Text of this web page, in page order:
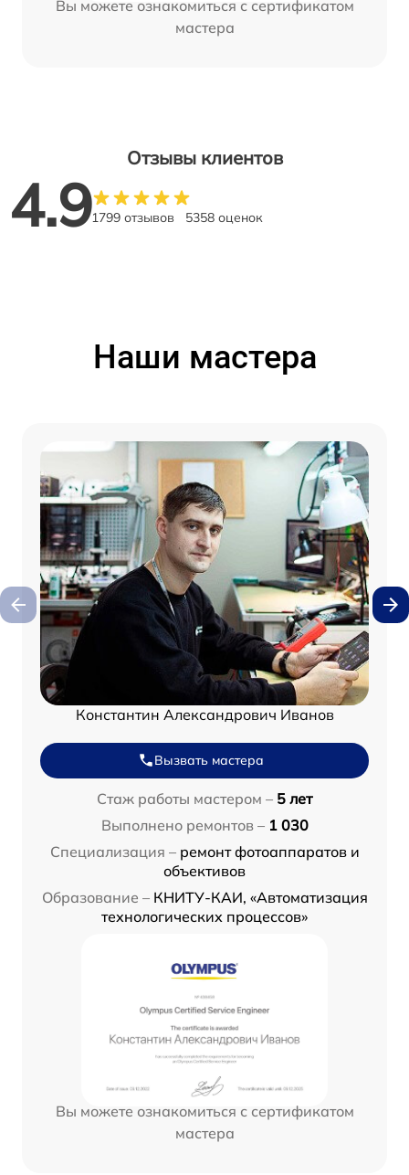
Вы можете ознакомиться с сертификатом
мастера
Отзывы клиентов
4.91799 отзывов 5358 оценок
Наши мастера
Константин Александрович Иванов
Вызвать мастера
Стаж работы мастером – 5 лет
Выполнено ремонтов – 1 030
Специализация – ремонт фотоаппаратов и
объективов
Образование – КНИТУ-КАИ, «Автоматизация
технологических процессов»
Вы можете ознакомиться с сертификатом
мастера